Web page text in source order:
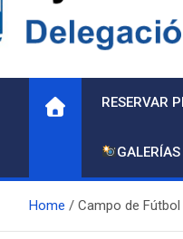
RESERVAR
Home Campo de